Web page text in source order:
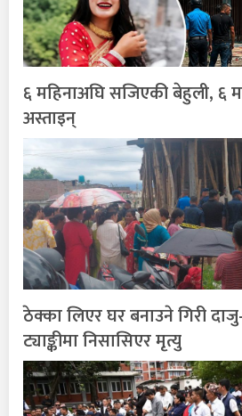
६ महिनाअघि सजिएकी बेहुली, ६
अस्ताइन्
ठेक्का लिएर घर बनाउने गिरी
ट्याङ्कीमा निसासिएर मृत्यु